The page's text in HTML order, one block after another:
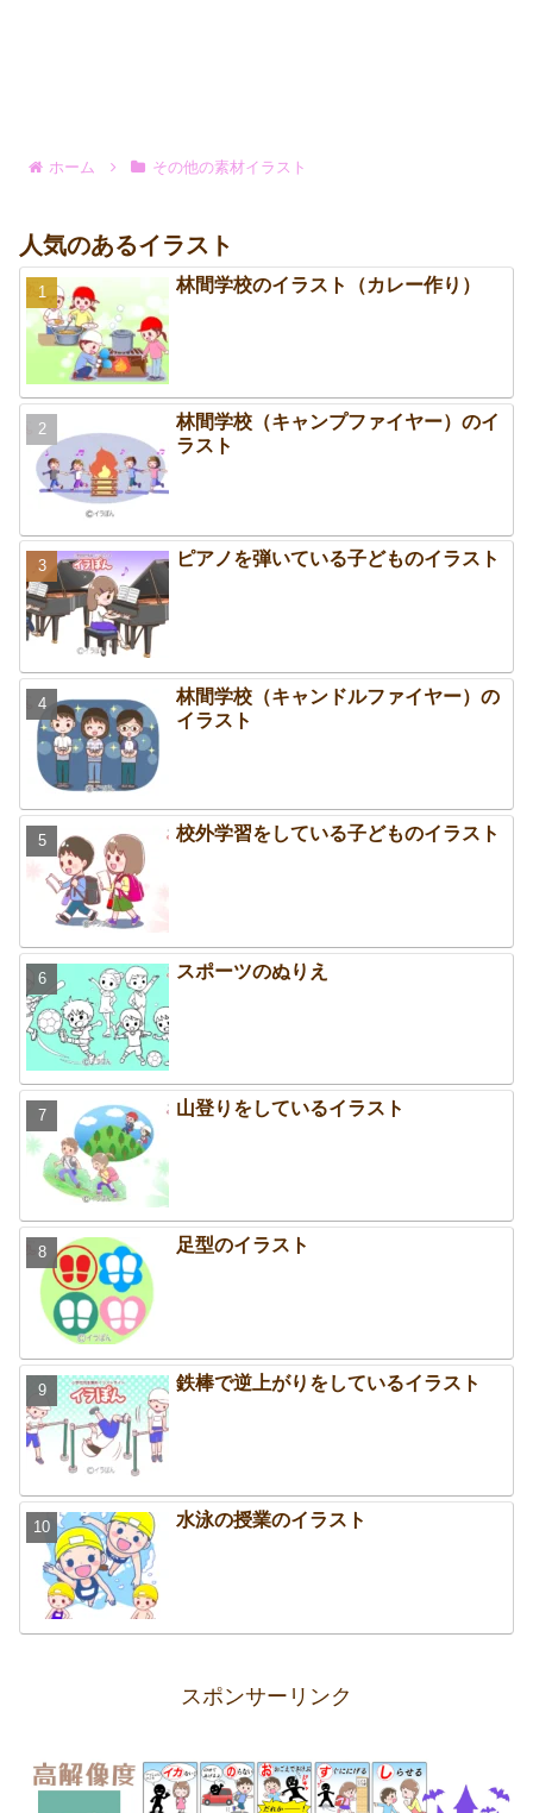
ホーム その他の素材イラスト
人気のあるイラスト
林間学校のイラスト（カレー作り）
林間学校（キャンプファイヤー）のイ
ラスト
ピアノを弾いている子どものイラスト
林間学校（キャンドルファイヤー）の
イラスト
校外学習をしている子どものイラスト
スポーツのぬりえ
山登りをしているイラスト
足型のイラスト
鉄棒で逆上がりをしているイラスト
水泳の授業のイラスト
スポンサーリンク